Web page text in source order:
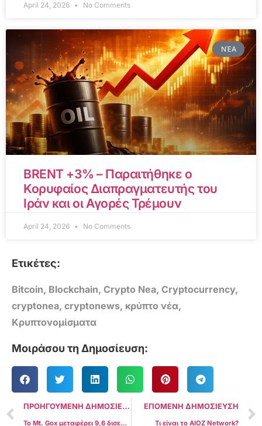
April 24, 2026 No Comments
ΝΈΑ
BRENT +3% – Παραιτήθηκε ο
Κορυφαίος Διαπραγματευτής του
Ιράν και οι Αγορές Τρέμουν
April 24, 2026 No Comments
Ετικέτες:
Bitcoin, Blockchain, Crypto Nea, Cryptocurrency,
cryptonea, cryptonews, κρύπτο νέα,
Κρυπτονομίσματα
Μοιράσου τη Δημοσίευση:
ΠΡΟΗΓΟΥΜΕΝΗ ΔΗΜΟΣΙΕΥΣΗ
Το Mt. Gox μεταφέρει 9,6 δισεκατομμύρια δολάρια σε Bitcoin: Υπάρχει αποζημίωση για τους πιστωτές;
ΕΠΟΜΕΝΗ ΔΗΜΟΣΙΕΥΣΗ
Τι είναι το AIOZ Network?